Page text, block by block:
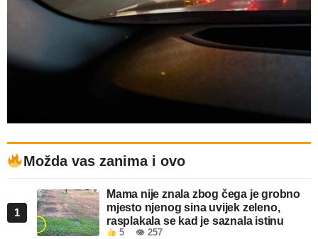
Možda vas zanima i ovo
1
Mama nije znala zbog čega je grobno
mjesto njenog sina uvijek zeleno,
rasplakala se kad je saznala istinu
5 👁 257